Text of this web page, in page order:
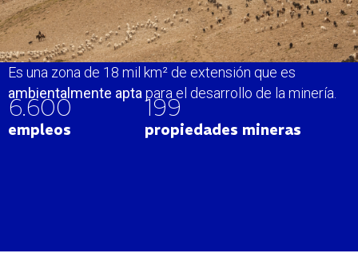
Es una zona de 18 mil km² de extensión que es
ambientalmente apta para el desarrollo de la minería.
empleos
6.600
propiedades mineras
200